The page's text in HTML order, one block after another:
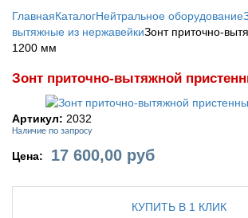
ГлавнаяКаталогНейтральное оборудование
вытяжные из нержавейкиЗонт приточно-
1200 мм
Зонт приточно-вытяжной
Артикул: 2032
Наличие по запросу
Цена: 17 600,00 руб
КУПИТЬ В 1 КЛИК